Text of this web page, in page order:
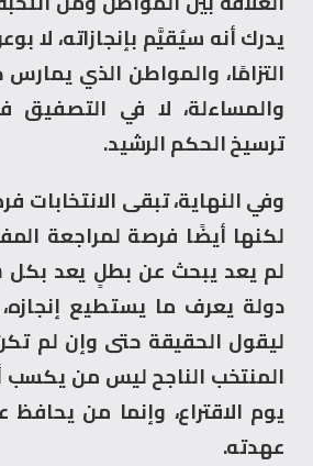
يدرك أنه سيُقيَّم بإنجازاته، لا
التزامًا، والمواطن الذي يمارس
والمساءلة، لا في التصفيق
ترسيخ الحكم الرشيد.
وفي النهاية، تبقى الانتخابات
لكنها أيضًا فرصة لمراجعة
لم يعد يبحث عن بطلٍ يعد بكل
دولة يعرف ما يستطيع
ليقول الحقيقة حتى وإن لم
المنتخب الناجح ليس من يكسب
يوم الاقتراع، وإنما من
عهدته.